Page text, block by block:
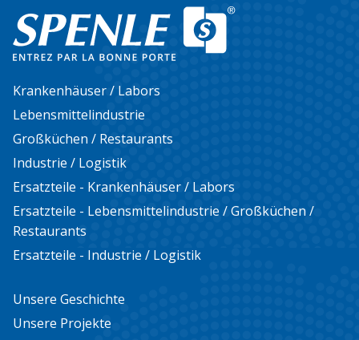
Krankenhäuser / Labors
Lebensmittelindustrie
Großküchen / Restaurants
Industrie / Logistik
Ersatzteile - Krankenhäuser / Labors
Ersatzteile - Lebensmittelindustrie / Großküchen /
Restaurants
Ersatzteile - Industrie / Logistik
Unsere Geschichte
Unsere Projekte